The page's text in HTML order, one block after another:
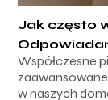
Jak często
Współczesne
w naszych